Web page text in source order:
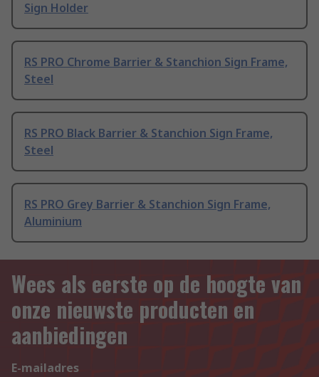
Sign Holder
RS PRO Chrome Barrier & Stanchion Sign Frame,
Steel
RS PRO Black Barrier & Stanchion Sign Frame,
Steel
RS PRO Grey Barrier & Stanchion Sign Frame,
Aluminium
Wees als eerste op de hoogte van
onze nieuwste producten en
aanbiedingen
E-mailadres